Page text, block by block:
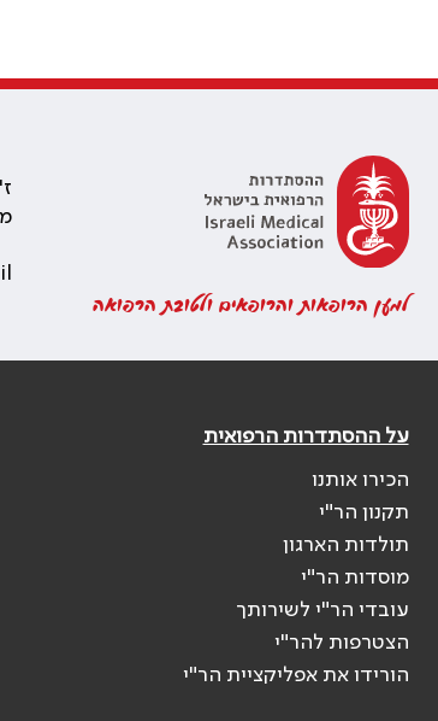
למען הרופאות והרופאים ולטובת הרפואה
על ההסתדרות הרפואית
הכירו אותנו
תקנון הר"י
תולדות הארגון
מוסדות הר"י
עובדי הר"י לשירותך
הצטרפות להר"י
הורידו את אפליקציית הר"י